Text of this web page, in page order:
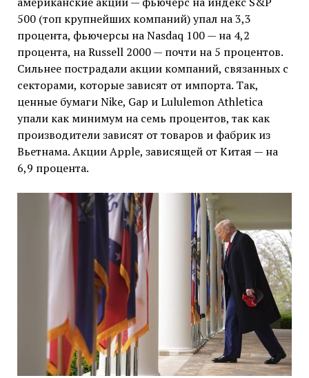
500 (топ крупнейших компаний) упал на 3,3
процента, фьючерсы на Nasdaq 100 — на 4,2
процента, на Russell 2000 — почти на 5 процентов.
Сильнее пострадали акции компаний, связанных с
секторами, которые зависят от импорта. Так,
ценные бумаги Nike, Gap и Lululemon Athletica
упали как минимум на семь процентов, так как
производители зависят от товаров и фабрик из
Вьетнама. Акции Apple, зависящей от Китая — на
6,9 процента.